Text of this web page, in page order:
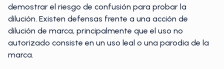
demostrar el riesgo de confusión para probar la
dilución. Existen defensas frente a una acción de
dilución de marca, principalmente que el uso no
autorizado consiste en un uso leal o una parodia de la
marca.